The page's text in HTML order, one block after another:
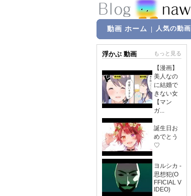
動画 ホーム 人気の動画
浮かぶ 動画 もっと見る
【漫画】
美人なの
に結婚で
きない女
【マン
ガ...
誕生日お
めでとう
♡
ヨルシカ -
思想犯(O
FFICIAL V
IDEO)